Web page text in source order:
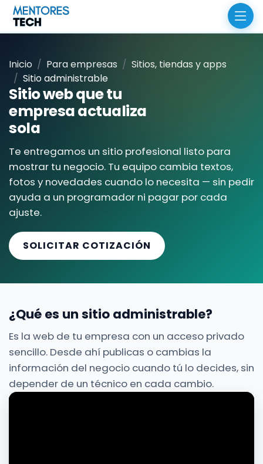
Inicio Para empresas
Sitios, tiendas y apps
Sitio administrable
Sitio web que tu
empresa actualiza
sola
Te entregamos un sitio profesional listo para
mostrar tu negocio. Tu equipo cambia textos,
fotos y novedades cuando lo necesita — sin pedir
ayuda a un programador ni pagar por cada
ajuste.
SOLICITAR COTIZACIÓN
¿Qué es un sitio administrable?
Es la web de tu empresa con un acceso privado
sencillo. Desde ahí publicas o cambias la
información del negocio cuando tú lo decides, sin
depender de un técnico en cada cambio.